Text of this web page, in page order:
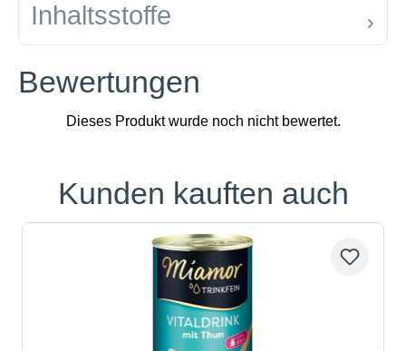
Inhaltsstoffe
Bewertungen
Produktgalerie überspringen
Kunden kauften auch